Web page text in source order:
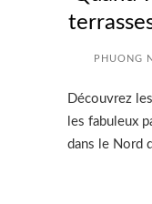
PHUONG
Découvrez
les fabuleux
dans le Nord